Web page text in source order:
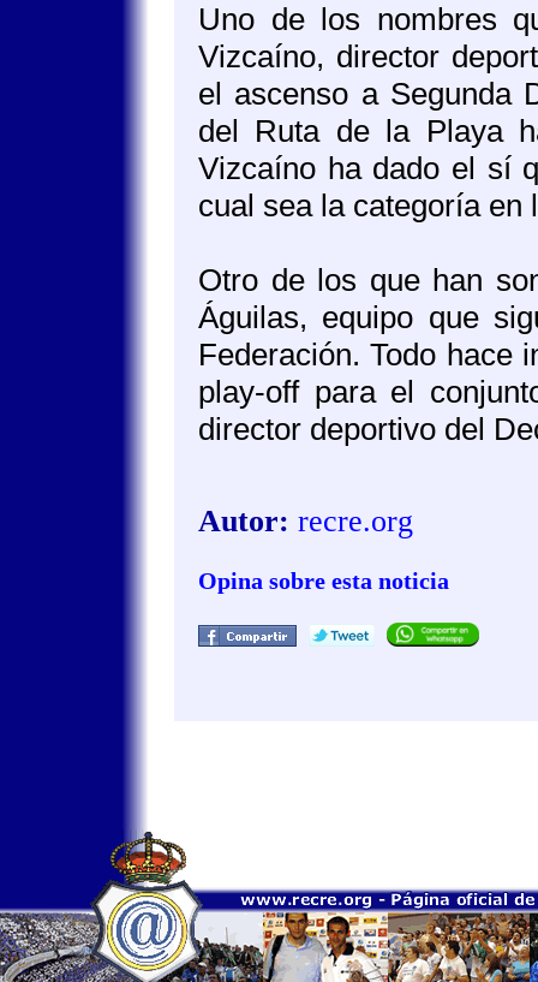
Uno de los nombres
Vizcaíno, director
el ascenso a Segunda
del Ruta de la Playa
Vizcaíno ha dado el sí
cual sea la categoría
Otro de los que han
Águilas, equipo que
Federación. Todo hace
play-off para el
director deportivo del
Autor: recre.org
Opina sobre esta noticia